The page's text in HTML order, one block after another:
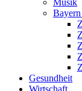
Musik
Gesundheit
Wirtschaft